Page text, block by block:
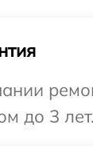
до 3 лет.